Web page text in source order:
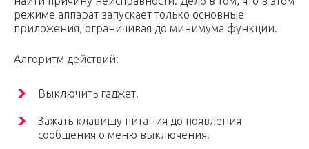
режиме аппарат запускает только основные
приложения, ограничивая до минимума функции.
Алгоритм действий:
Выключить гаджет.
Зажать клавишу питания до появления
сообщения о меню выключения.